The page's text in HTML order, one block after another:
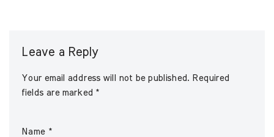
Leave a Reply
Your email address will not be published. Required
fields are marked *
Name *